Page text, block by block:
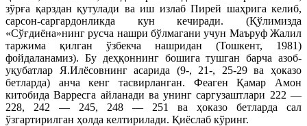
зўрға қарздан қутулади ва иш излаб Пирей шаҳрига келиб,
сарсон-саргардонликда кун кечиради. (Қўлимизда
«Сўғдиёна»нинг русча нашри бўлмагани учун Маъруф Жалил
таржима қилган ўзбекча нашридан (Тошкент, 1981)
фойдаланамиз). Бу деҳқоннинг бошига тушган барча азоб-
уқубатлар Я.Илёсовнинг асарида (9-, 21-, 25-29 ва ҳоказо
бетларда) анча кенг тасвирланган. Феаген Қамар Амон
китобида Варресга айланади ва унинг саргузаштлари 222 —
228, 242 — 245, 248 — 251 ва ҳоказо бетларда сал
ўзгартирилган ҳолда келтирилади. Қиёслаб кўринг.